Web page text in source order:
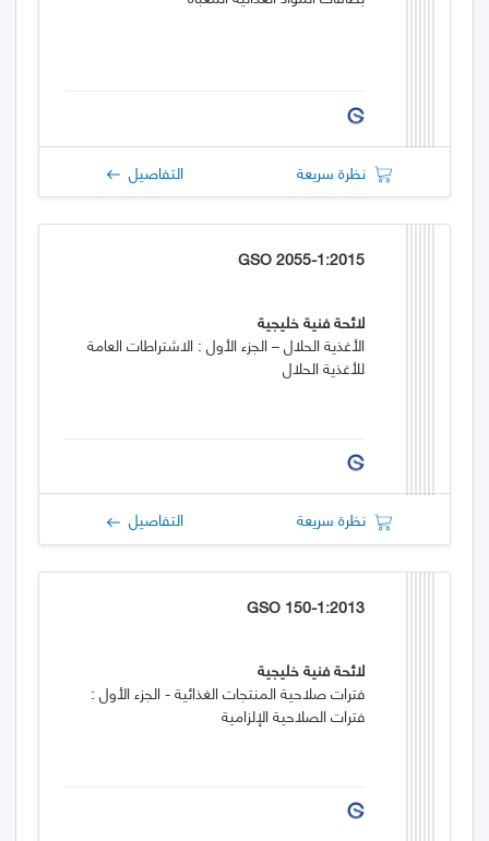
نظرة سريعة التفاصيل
GSO 2055-1:2015
لائحة فنية خليجية
الأغذية الحلال – الجزء الأول : الاشتراطات العامة
للأغذية الحلال
نظرة سريعة التفاصيل
GSO 150-1:2013
لائحة فنية خليجية
فترات صلاحية المنتجات الغذائية - الجزء الأول :
فترات الصلاحية الإلزامية